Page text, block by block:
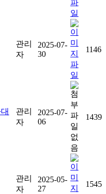
관리
자
2025-07-
30
1146
관리
자
2025-07-
06
1439
관리
자
2025-05-
27
1545